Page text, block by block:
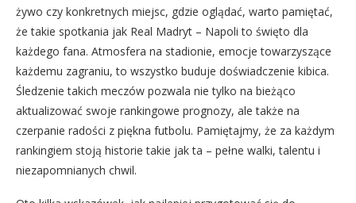
żywo czy konkretnych miejsc, gdzie oglądać, warto pamiętać,
że takie spotkania jak Real Madryt – Napoli to święto dla
każdego fana. Atmosfera na stadionie, emocje towarzyszące
każdemu zagraniu, to wszystko buduje doświadczenie kibica.
Śledzenie takich meczów pozwala nie tylko na bieżąco
aktualizować swoje rankingowe prognozy, ale także na
czerpanie radości z piękna futbolu. Pamiętajmy, że za każdym
rankingiem stoją historie takie jak ta – pełne walki, talentu i
niezapomnianych chwil.